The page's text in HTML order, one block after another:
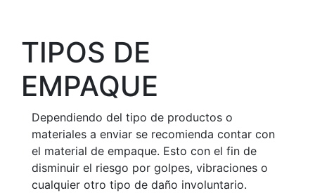
TIPOS DE
EMPAQUE
Dependiendo del tipo de productos o
materiales a enviar se recomienda contar con
el material de empaque. Esto con el fin de
disminuir el riesgo por golpes, vibraciones o
cualquier otro tipo de daño involuntario.